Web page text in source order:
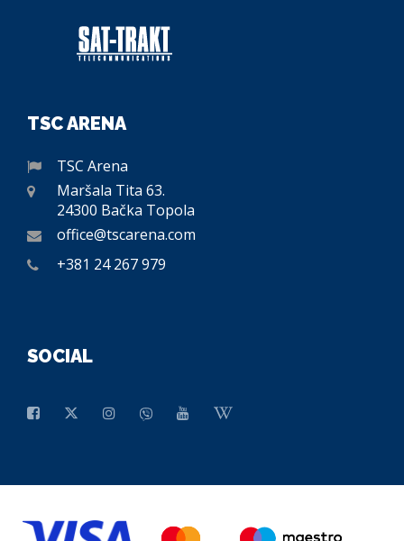
TSC ARENA
TSC Arena
Maršala Tita 63.
24300 Bačka Topola
office@tscarena.com
+381 24 267 979
SOCIAL